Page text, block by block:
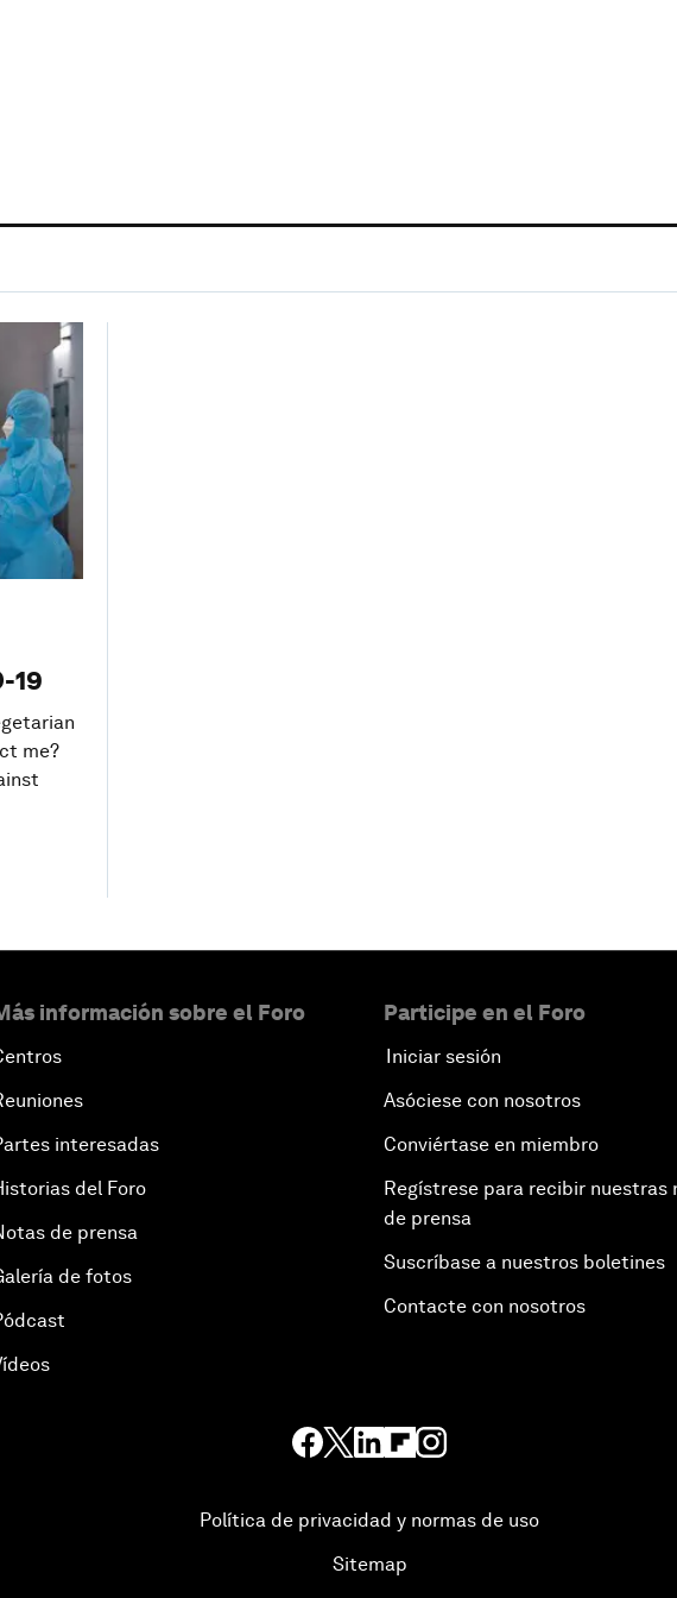
19
me?
información sobre el Foro
interesadas
del Foro
de prensa
de fotos
Participe en el Foro
Iniciar sesión
Asóciese con nosotros
Conviértase en miembro
Regístrese para recibir nuestras
de prensa
Suscríbase a nuestros boletines
Contacte con nosotros
Política de privacidad y normas de uso
Sitemap